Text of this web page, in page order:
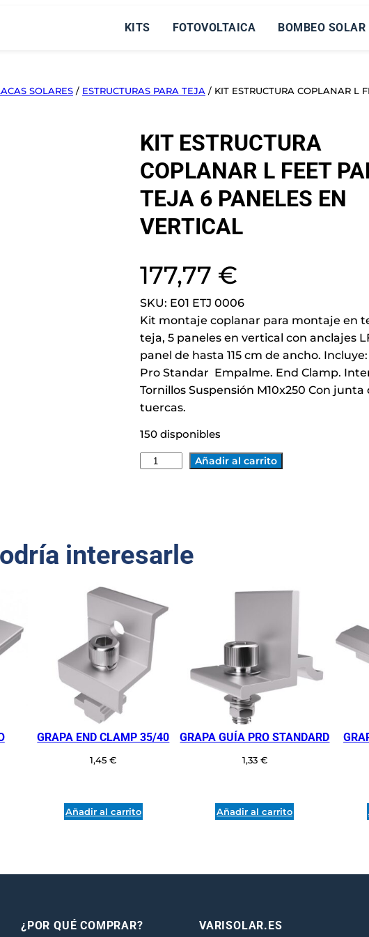
KITS FOTOVOLTAICA BOMBEO SOLAR
SOLARES / ESTRUCTURAS PARA TEJA / KIT ESTRUCTURA COPLANAR L
KIT ESTRUCTURA
COPLANAR L FEET
TEJA 6 PANELES EN
VERTICAL
177,77 €
SKU: E01 ETJ 0006
Kit montaje coplanar para montaje en
teja, 5 paneles en vertical con anclajes
panel de hasta 115 cm de ancho.
Pro Standar Empalme. End Clamp.
Tornillos Suspensión M10x250 Con junta
tuercas.
150 disponibles
T
R
C
U
A
L
R
A
Añadir al carrito
interesarle
GRAPA END CLAMP 35/40
1,45€
Añadir al carrito
GRAPA GUÍA PRO STANDARD
1,33 €
Añadir al carrito
¿POR QUÉ COMPRAR? VARISOLAR.ES